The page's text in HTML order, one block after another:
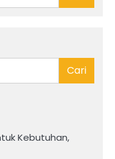
Cari
Kebutuhan,